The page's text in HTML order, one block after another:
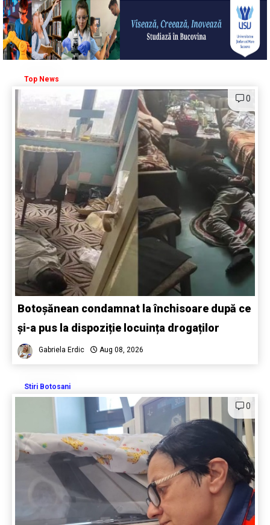
Top News
0
Botoșănean condamnat la închisoare după ce
și-a pus la dispoziție locuința drogaților
Gabriela Erdic Aug 08, 2026
Stiri Botosani
0